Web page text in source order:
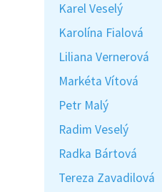
Karel Veselý
Karolína Fialová
Liliana Vernerová
Markéta Vítová
Petr Malý
Radim Veselý
Radka Bártová
Tereza Zavadilová